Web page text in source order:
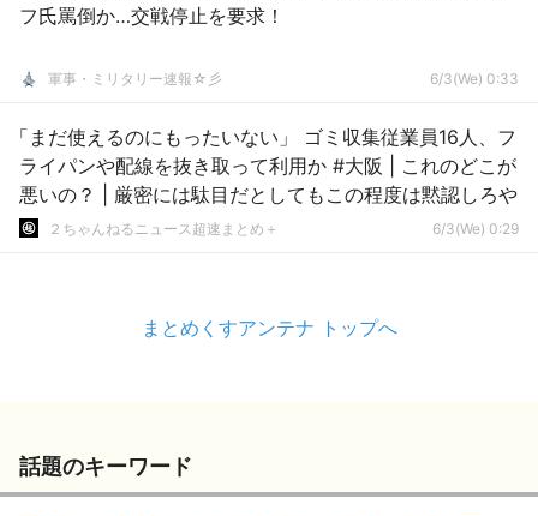
フ氏罵倒か…交戦停止を要求！
軍事・ミリタリー速報☆彡 6/3(We) 0:33
「まだ使えるのにもったいない」 ゴミ収集従業員16人、フ
ライパンや配線を抜き取って利用か #大阪 | これのどこが
悪いの？ | 厳密には駄目だとしてもこの程度は黙認しろや
２ちゃんねるニュース超速まとめ＋ 6/3(We) 0:29
まとめくすアンテナ トップへ
話題のキーワード